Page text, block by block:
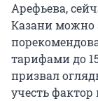
Арефьева,
Казани можно
тарифами до
призвал
учесть